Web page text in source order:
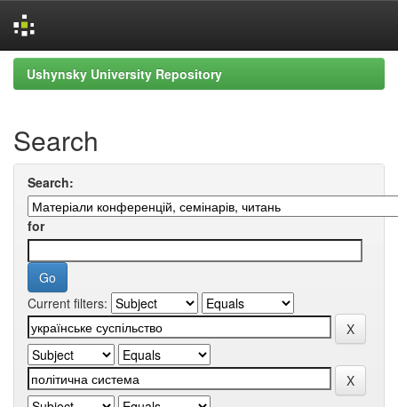
Skip
navigation
Ushynsky University Repository
Search
Search:
for
Current filters: